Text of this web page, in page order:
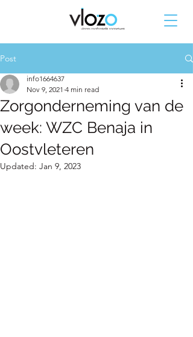
Post
Zorgonderneming van de
week: WZC Benaja in
Oostvleteren
info1664637
Nov 9, 2021 4 min read
Updated: Jan 9, 2023